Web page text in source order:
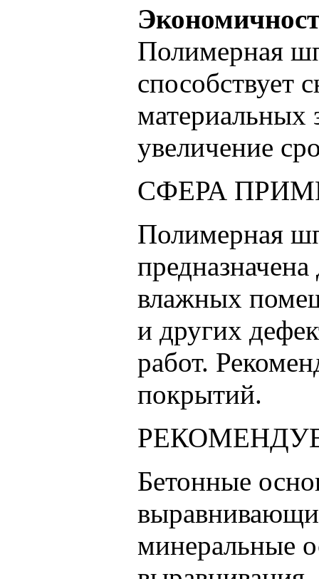
Полимерная
способствует
материальных
увеличение
СФЕРА
Полимерная
влажных
и других
работ.
покрытий.
Бетонные
минеральные